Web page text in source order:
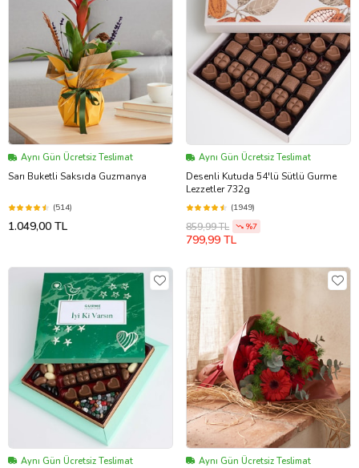
Aynı Gün Ücretsiz Teslimat
Sarı Buketli Saksıda Guzmanya
(514)
1.049,00 TL
Aynı Gün Ücretsiz Teslimat
Desenli Kutuda 54'lü Sütlü Gurme
Lezzetler 732g
(1949)
859,99 TL %7
799,99 TL
Aynı Gün Ücretsiz Teslimat Aynı Gün Ücretsiz Teslimat